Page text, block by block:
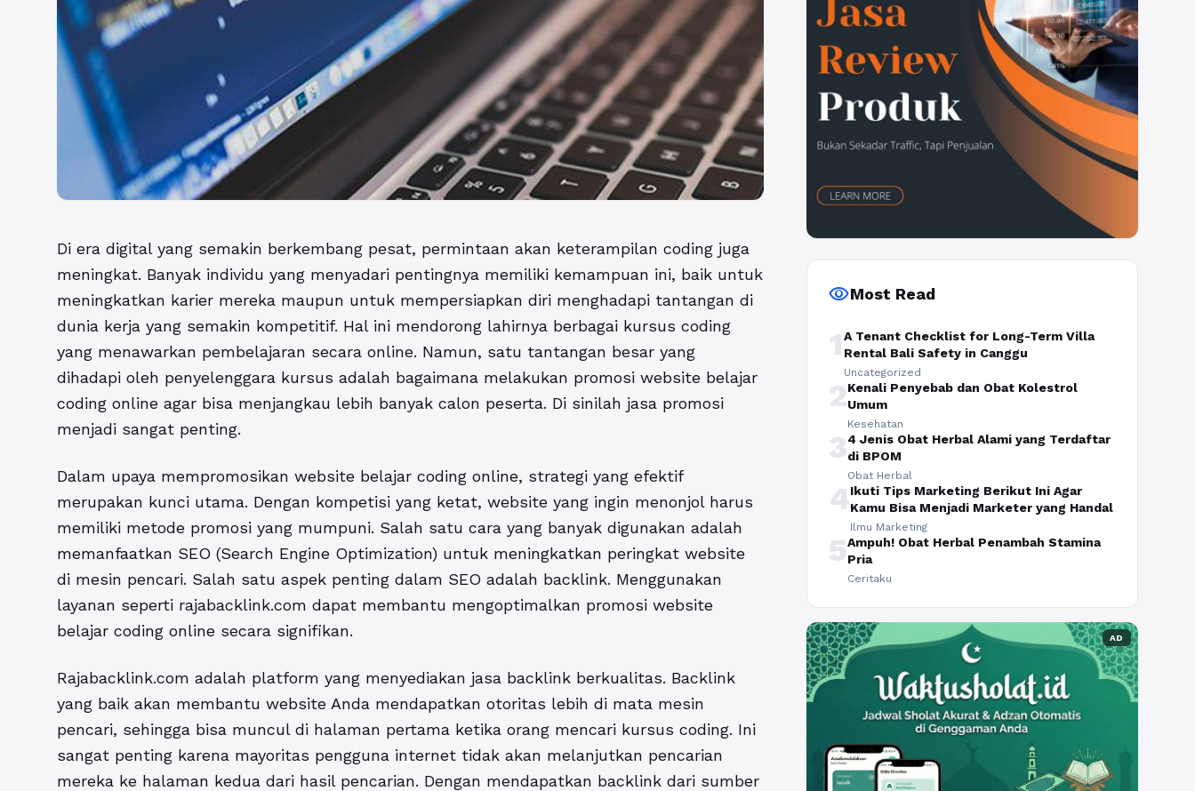
Di era digital yang semakin berkembang pesat, permintaan akan keterampilan coding juga
meningkat. Banyak individu yang menyadari pentingnya memiliki kemampuan ini, baik untuk
meningkatkan karier mereka maupun untuk mempersiapkan diri menghadapi tantangan di
dunia kerja yang semakin kompetitif. Hal ini mendorong lahirnya berbagai kursus coding
yang menawarkan pembelajaran secara online. Namun, satu tantangan besar yang
dihadapi oleh penyelenggara kursus adalah bagaimana melakukan promosi website belajar
coding online agar bisa menjangkau lebih banyak calon peserta. Di sinilah jasa promosi
menjadi sangat penting.
Dalam upaya mempromosikan website belajar coding online, strategi yang efektif
merupakan kunci utama. Dengan kompetisi yang ketat, website yang ingin menonjol harus
memiliki metode promosi yang mumpuni. Salah satu cara yang banyak digunakan adalah
memanfaatkan SEO (Search Engine Optimization) untuk meningkatkan peringkat website
di mesin pencari. Salah satu aspek penting dalam SEO adalah backlink. Menggunakan
layanan seperti rajabacklink.com dapat membantu mengoptimalkan promosi website
belajar coding online secara signifikan.
Rajabacklink.com adalah platform yang menyediakan jasa backlink berkualitas. Backlink
yang baik akan membantu website Anda mendapatkan otoritas lebih di mata mesin
pencari, sehingga bisa muncul di halaman pertama ketika orang mencari kursus coding. Ini
sangat penting karena mayoritas pengguna internet tidak akan melanjutkan pencarian
mereka ke halaman kedua dari hasil pencarian. Dengan mendapatkan backlink dari sumber
visibilityMost Read
1A Tenant Checklist for Long-Term Villa
Rental Bali Safety in Canggu
Uncategorized
2Kenali Penyebab dan Obat Kolestrol
Umum
Kesehatan
34 Jenis Obat Herbal Alami yang Terdaftar
di BPOM
Obat Herbal
4Ikuti Tips Marketing Berikut Ini Agar
Kamu Bisa Menjadi Marketer yang Handal
Ilmu Marketing
5Ampuh! Obat Herbal Penambah Stamina
Pria
Ceritaku
AD